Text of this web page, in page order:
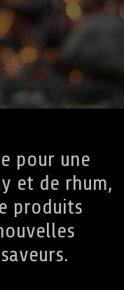
pour une
et de rhum,
produits